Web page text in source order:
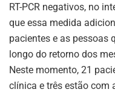
RT-PCR negativos, no
que essa medida
pacientes e as pessoas
longo do retorno dos
Neste momento, 21
clínica e três estão com